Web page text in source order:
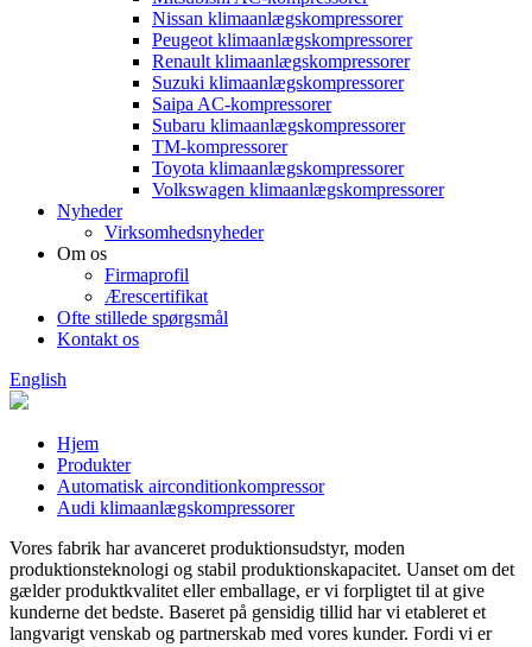
Nissan klimaanlægskompressorer
Peugeot klimaanlægskompressorer
Renault klimaanlægskompressorer
Suzuki klimaanlægskompressorer
Saipa AC-kompressorer
Subaru klimaanlægskompressorer
TM-kompressorer
Toyota klimaanlægskompressorer
Volkswagen klimaanlægskompressorer
Nyheder
Virksomhedsnyheder
Om os
Firmaprofil
Ærescertifikat
Ofte stillede spørgsmål
Kontakt os
English
Hjem
Produkter
Automatisk airconditionkompressor
Audi klimaanlægskompressorer
Vores fabrik har avanceret produktionsudstyr, moden
produktionsteknologi og stabil produktionskapacitet. Uanset om det
gælder produktkvalitet eller emballage, er vi forpligtet til at give
kunderne det bedste. Baseret på gensidig tillid har vi etableret et
langvarigt venskab og partnerskab med vores kunder. Fordi vi er